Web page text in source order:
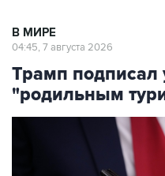
Трамп подписал
"родильным